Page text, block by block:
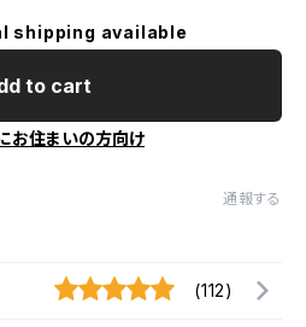
shipping available
to cart
お住まいの方向け
通報する
(112)